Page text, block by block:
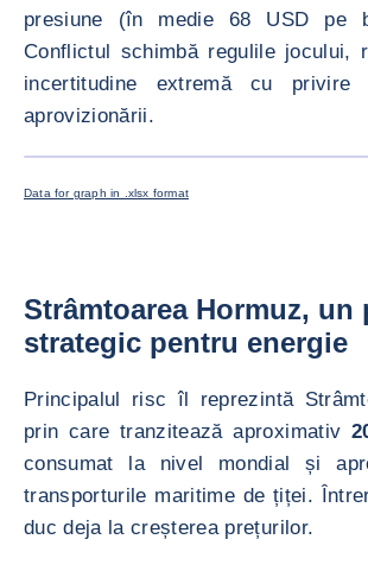
presiune (în medie 68 USD pe
Conflictul schimbă regulile jocului,
incertitudine extremă cu privire
aprovizionării.
<div class="ibexa_text-field" > Pret baril
Data for graph in .xlsx format
Strâmtoarea Hormuz, un
strategic pentru energie
Principalul risc îl reprezintă
prin care tranzitează aproximativ
consumat la nivel mondial și
transporturile maritime de țiței.
duc deja la creșterea prețurilor.